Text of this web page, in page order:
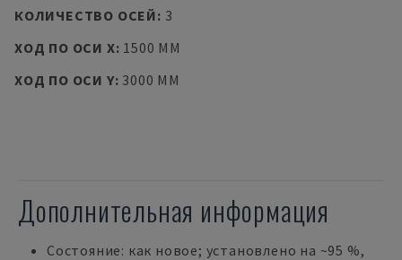
КОЛИЧЕСТВО ОСЕЙ: 3
ХОД ПО ОСИ X: 1500 MM
ХОД ПО ОСИ Y: 3000 MM
Дополнительная информация
Состояние: как новое; установлено на ~95 %,